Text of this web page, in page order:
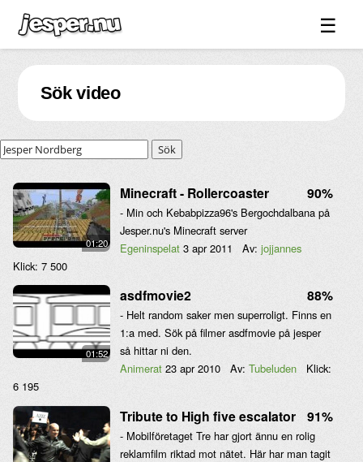
☰
Spel ↓
Bilder ↓
Forum ↓
Länkar
Videos
Blandat ↓
Om sidan ↓
Sök video
Sök
01:20
Minecraft - Rollercoaster 90%
- Min och Kebabpizza96's Bergochdalbana på
Jesper.nu's Minecraft server
Egeninspelat 3 apr 2011 Av: jojjannes
Klick: 7 500
01:52
asdfmovie2 88%
- Helt random saker men superroligt. Finns en
1:a med. Sök på filmer asdfmovie på jesper
så hittar ni den.
Animerat 23 apr 2010 Av: Tubeluden
Klick:
6 195
Tribute to High five escalator 91%
- Mobilföretaget Tre har gjort ännu en rolig
reklamfilm riktad mot nätet. Här har man tagit